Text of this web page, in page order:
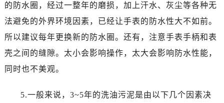
的防水圈，经过一整年的磨损，加上汗水、灰尘等各种无
法避免的外界环境因素，已经让手表的防水性大不如前。
所以建议每年更换新的防水圈。还有，注意手表手柄和表
壳之间的缝隙。太小会影响操作，太大会影响防水性能，
同时也不美观。
5.一般来说，3~5年的洗油污泥是由以下几个因素决